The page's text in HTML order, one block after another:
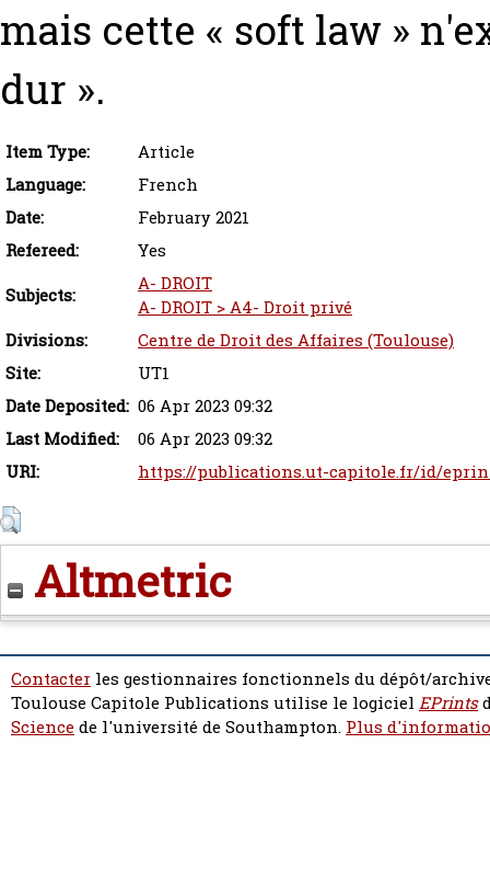
mais cette « soft law »
dur ».
Item Type:
Article
Language:
French
Date:
February 2021
Refereed:
Yes
Subjects:
A- DROIT
A- DROIT > A4- Droit privé
Divisions:
Centre de Droit des Affaires (Toulouse)
Site:
UT1
Date Deposited: 06 Apr 2023 09:32
Last Modified:
06 Apr 2023 09:32
URI:
https://publications.ut-capitole.fr/id/
Altmetric
Contacter les gestionnaires fonctionnels du dépôt/
Toulouse Capitole Publications utilise le logiciel EPrints
Sciencede l'université de Southampton. Plus